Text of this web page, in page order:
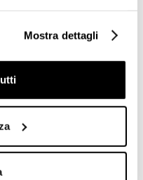
Mostra dettagli
€ 686,86 € 412,20